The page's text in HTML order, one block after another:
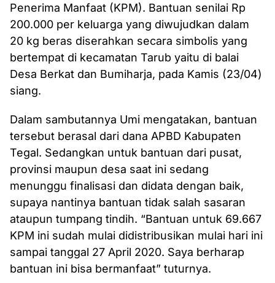
Penerima Manfaat (KPM). Bantuan senilai Rp
200.000 per keluarga yang diwujudkan dalam
20 kg beras diserahkan secara simbolis yang
bertempat di kecamatan Tarub yaitu di balai
Desa Berkat dan Bumiharja, pada Kamis (23/04)
siang.
Dalam sambutannya Umi mengatakan, bantuan
tersebut berasal dari dana APBD Kabupaten
Tegal. Sedangkan untuk bantuan dari pusat,
provinsi maupun desa saat ini sedang
menunggu finalisasi dan didata dengan baik,
supaya nantinya bantuan tidak salah sasaran
ataupun tumpang tindih. “Bantuan untuk 69.667
KPM ini sudah mulai didistribusikan mulai hari ini
sampai tanggal 27 April 2020. Saya berharap
bantuan ini bisa bermanfaat” tuturnya.